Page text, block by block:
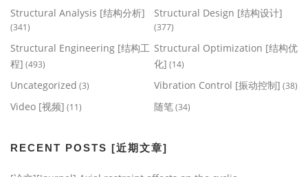
Structural Analysis [结构分析]
(341)
Structural Design [结构设计]
(377)
Structural Engineering [结构工
程] (493)
Structural Optimization [结构优
化] (14)
Uncategorized (3) Vibration Control [振动控制] (38)
Video [视频] (11) 随笔(34)
RECENT POSTS [近期文章]